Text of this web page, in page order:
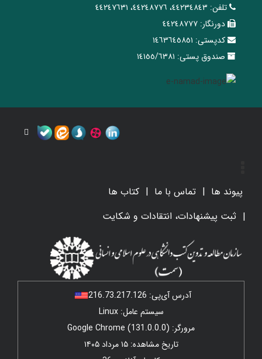
تلفن: ٤٤٢٣٤٨٤٣، ٤٤٢٤٨٧٧٦، ٤٤٢٤٧٦٣١
دورنگار: ٤٤٢٤٨٧٧٧
کدپستی: ١٤٦٣٦٤٥٨٥١
صندوق پستی: ١٤١٥٥/٦٣٨١
پیوند ها تماس با ما
کتاب ها
ثبت پیشنهادات، انتقادات و شکایت
آدرس آی‌پی: 216.73.217.126
سیستم عامل: Linux
مرورگر: Google Chrome (131.0.0.0)
تاریخ مشاهده: ۱۵ مرداد ۱۴۰۵